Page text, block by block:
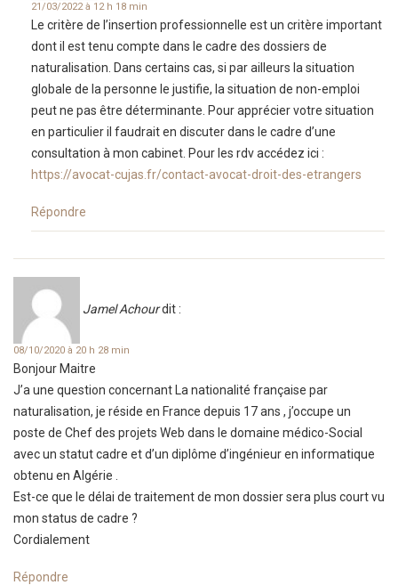
21/03/2022 à 12 h 18 min
Le critère de l’insertion professionnelle est un critère important
dont il est tenu compte dans le cadre des dossiers de
naturalisation. Dans certains cas, si par ailleurs la situation
globale de la personne le justifie, la situation de non-emploi
peut ne pas être déterminante. Pour apprécier votre situation
en particulier il faudrait en discuter dans le cadre d’une
consultation à mon cabinet. Pour les rdv accédez ici :
https://avocat-cujas.fr/contact-avocat-droit-des-etrangers
Répondre
Jamel Achourdit :
08/10/2020 à 20 h 28 min
Bonjour Maitre
J’a une question concernant La nationalité française par
naturalisation, je réside en France depuis 17 ans , j’occupe un
poste de Chef des projets Web dans le domaine médico-Social
avec un statut cadre et d’un diplôme d’ingénieur en informatique
obtenu en Algérie .
Est-ce que le délai de traitement de mon dossier sera plus court vu
mon status de cadre ?
Cordialement
Répondre